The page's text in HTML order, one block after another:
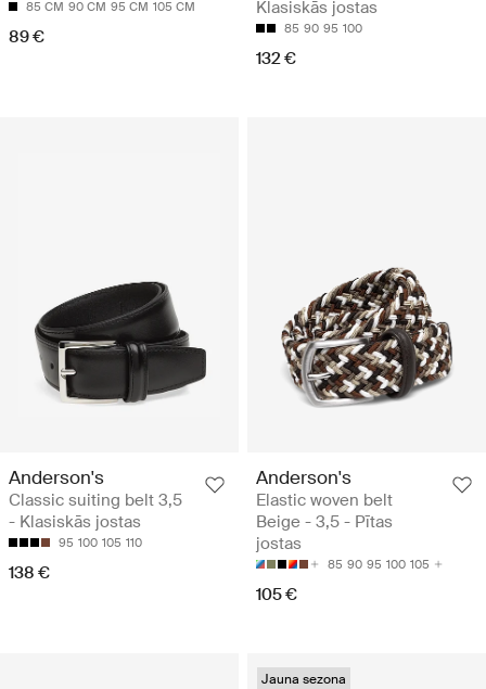
85 CM 90 CM 95 CM 105 CM
89 €
Klasiskās jostas
85 90 95 100
132 €
Anderson's
Classic suiting belt 3,5
- Klasiskās jostas
95 100 105 110
138 €
Anderson's
Elastic woven belt
Beige - 3,5 - Pītas
jostas
85 90 95 100 105
105 €
Jauna sezona